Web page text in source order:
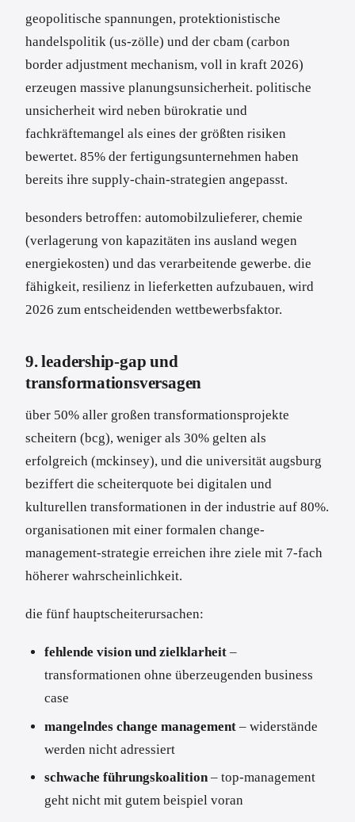
geopolitische spannungen, protektionistische
handelspolitik (us-zölle) und der cbam (carbon
border adjustment mechanism, voll in kraft 2026)
erzeugen massive planungsunsicherheit. politische
unsicherheit wird neben bürokratie und
fachkräftemangel als eines der größten risiken
bewertet. 85% der fertigungsunternehmen haben
bereits ihre supply-chain-strategien angepasst.
besonders betroffen: automobilzulieferer, chemie
(verlagerung von kapazitäten ins ausland wegen
energiekosten) und das verarbeitende gewerbe. die
fähigkeit, resilienz in lieferketten aufzubauen, wird
2026 zum entscheidenden wettbewerbsfaktor.
9. leadership-gap und
transformationsversagen
über 50% aller großen transformationsprojekte
scheitern (bcg), weniger als 30% gelten als
erfolgreich (mckinsey), und die universität augsburg
beziffert die scheiterquote bei digitalen und
kulturellen transformationen in der industrie auf 80%.
organisationen mit einer formalen change-
management-strategie erreichen ihre ziele mit 7-fach
höherer wahrscheinlichkeit.
die fünf hauptscheiterursachen:
fehlende vision und zielklarheit–
transformationen ohne überzeugenden business
case
mangelndes change management– widerstände
werden nicht adressiert
schwache führungskoalition– top-management
geht nicht mit gutem beispiel voran